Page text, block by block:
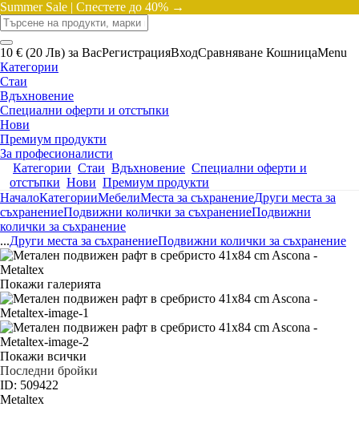
Summer Sale | Спестете до 40% →
10 € (20 Лв) за ВасРегистрацияВходСравняване КошницаMenu
Категории
Стаи
Вдъхновение
Специални оферти и отстъпки
Нови
Премиум продукти
За професионалисти
Категории Стаи Вдъхновение Специални оферти и
отстъпки Нови Премиум продукти
НачалоКатегорииМебелиМеста за съхранениеДруги места за
съхранениеПодвижни колички за съхранениеПодвижни
колички за съхранение
...Други места за съхранениеПодвижни колички за съхранение
Покажи галерията
Покажи всички
Последни бройки
ID: 509422
Metaltex